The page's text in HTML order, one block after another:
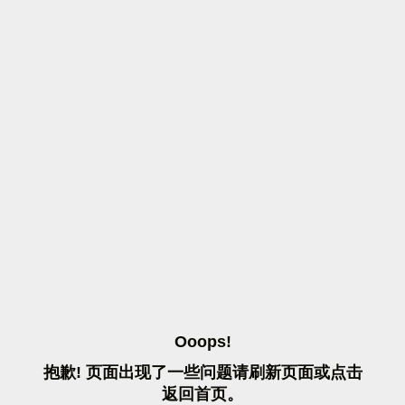
OOOPS!
抱歉! 页面出现了一些问题请刷 新页面或点击
返 回首页。